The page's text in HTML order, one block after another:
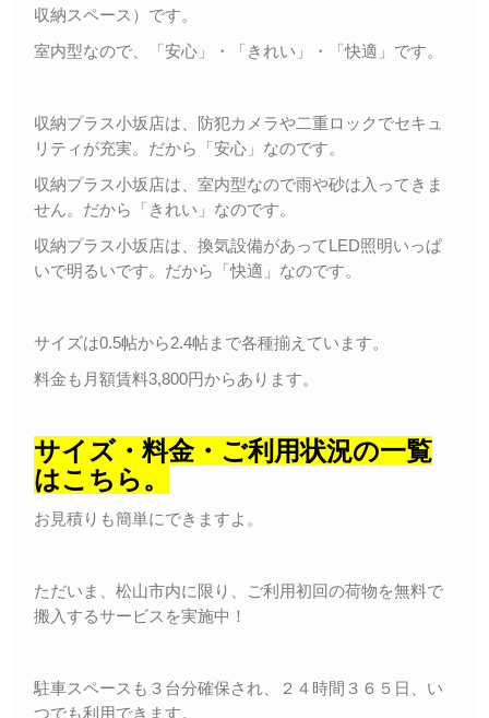
収納スペース）です。
室内型なので、「安心」・「きれい」・「快適」です。
収納プラス小坂店は、防犯カメラや二重ロックでセキュ
リティが充実。だから「安心」なのです。
収納プラス小坂店は、室内型なので雨や砂は入ってきま
せん。だから「きれい」なのです。
収納プラス小坂店は、換気設備があってLED照明いっぱ
いで明るいです。だから「快適」なのです。
サイズは0.5帖から2.4帖まで各種揃えています。
料金も月額賃料3,800円からあります。
サイズ・料金・ご利用状況の一覧
はこちら。
お見積りも簡単にできますよ。
ただいま、松山市内に限り、ご利用初回の荷物を無料で
搬入するサービスを実施中！
駐車スペースも３台分確保され、２４時間３６５日、い
つでも利用できます。